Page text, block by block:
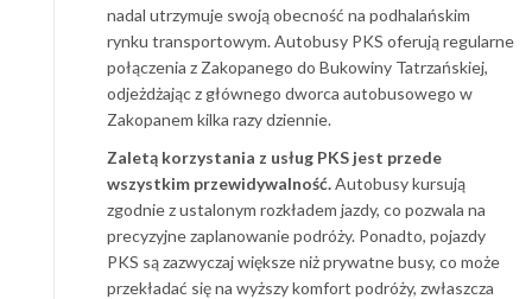
nadal utrzymuje swoją obecność na podhalańskim
rynku transportowym. Autobusy PKS oferują regularne
połączenia z Zakopanego do Bukowiny Tatrzańskiej,
odjeżdżając z głównego dworca autobusowego w
Zakopanem kilka razy dziennie.
Zaletą korzystania z usług PKS jest przede
wszystkim przewidywalność.Autobusy kursują
zgodnie z ustalonym rozkładem jazdy, co pozwala na
precyzyjne zaplanowanie podróży. Ponadto, pojazdy
PKS są zazwyczaj większe niż prywatne busy, co może
przekładać się na wyższy komfort podróży, zwłaszcza